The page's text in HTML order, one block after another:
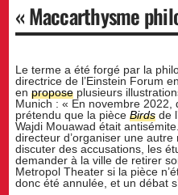
« Maccarthysme
Le terme a été forgé par la
directrice de l’Einstein Forum
enpropose plusieurs
Munich : « En novembre 2022,
prétendu que la pièceBirds de
Wajdi Mouawad était
directeur d’organiser une
discuter des accusations, les
demander à la ville de retirer
Metropol Theater si la pièce
donc été annulée, et un débat